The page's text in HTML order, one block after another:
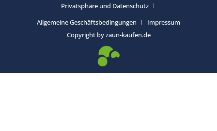
Privatsphäre und Datenschutz
Allgemeine Geschäftsbedingungen
Impressum
Copyright by zaun-kaufen.de